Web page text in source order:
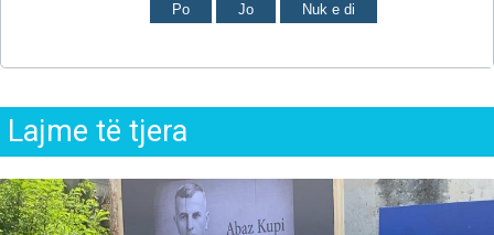
Po Jo Nuk e di
Lajme të tjera